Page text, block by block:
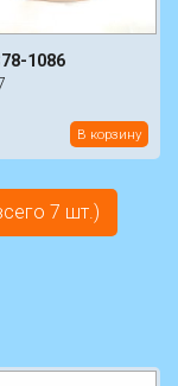
1086
В корзину
7 шт.)